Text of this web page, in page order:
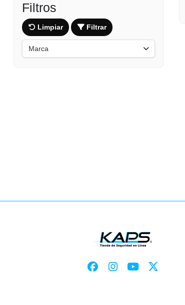
Filtros
Limpiar Filtrar
Marca